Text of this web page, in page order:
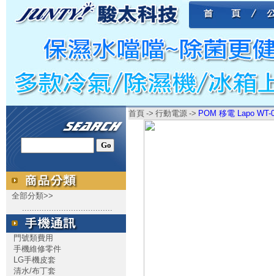
全部分類>>
.....................................
門號類費用
手機維修零件
LG手機皮套
清水/布丁套
首頁 -> 行動電源 -> POM 移電 Lapo